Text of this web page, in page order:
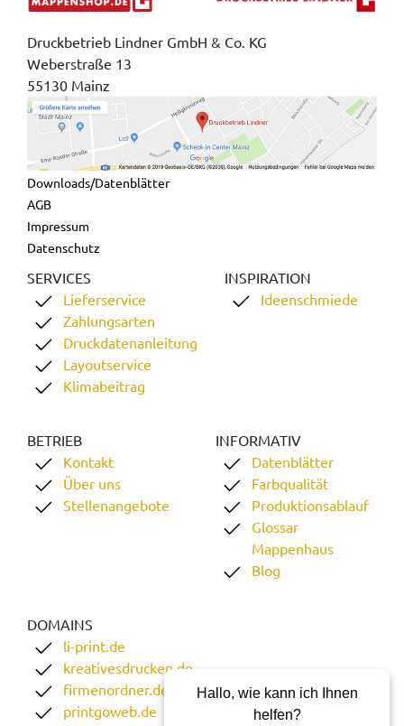
Druckbetrieb Lindner GmbH & Co. KG
Weberstraße 13
55130 Mainz
Downloads/Datenblätter
AGB
Impressum
Datenschutz
SERVICES
Lieferservice
Zahlungsarten
Druckdatenanleitung
Layoutservice
Klimabeitrag
INSPIRATION
Ideenschmiede
BETRIEB
Kontakt
Über uns
Stellenangebote
INFORMATIV
Datenblätter
Farbqualität
Produktionsablauf
Glossar
Mappenhaus
Blog
DOMAINS
li-print.de
kreativesdrucken.de
firmenordner.de
printgoweb.de
Hallo, wie kann ich Ihnen
helfen?